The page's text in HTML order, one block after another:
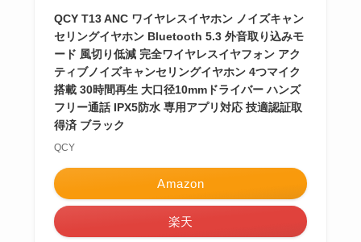
QCY T13 ANC ワイヤレスイヤホン ノイズキャン
セリングイヤホン Bluetooth 5.3 外音取り込みモ
ード 風切り低減 完全ワイヤレスイヤフォン アク
ティブノイズキャンセリングイヤホン 4つマイク
搭載 30時間再生 大口径10mmドライバー ハンズ
フリー通話 IPX5防水 専用アプリ対応 技適認証取
得済 ブラック
QCY
Amazon
楽天